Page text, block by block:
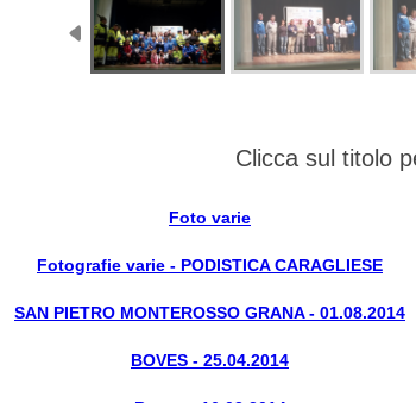
Clicca sul titolo
Foto varie
Fotografie varie - PODISTICA CARAGLIESE
SAN PIETRO MONTEROSSO GRANA - 01.08.2014
BOVES - 25.04.2014